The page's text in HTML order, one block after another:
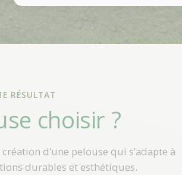
RÉSULTAT
choisir ?
d’une pelouse qui s’adapte à
durables et esthétiques.